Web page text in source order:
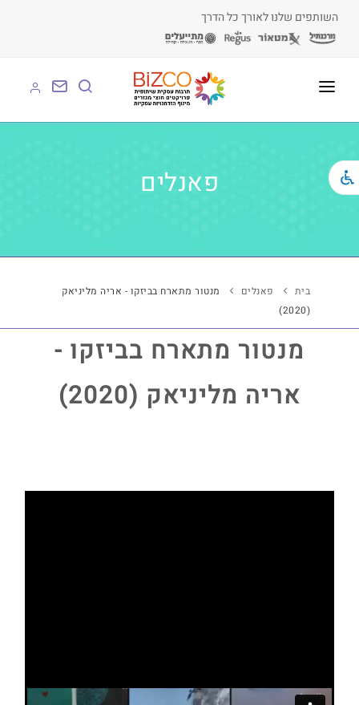
השותפים שלנו לאורך כל הדרך
על BIZCO
BIZCO לעסקים
לומדים עם BIZCO
פאנלים
בית פאנלים
מנטור מתארח בביזקו - אריה מליניאק
(2020)
מנטור מתארח בביזקו -
אריה מליניאק (2020)